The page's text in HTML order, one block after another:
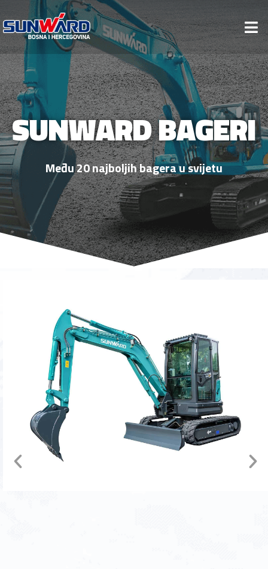
SUNWARD BAGERI
Među 20 najboljih bagera u svijetu